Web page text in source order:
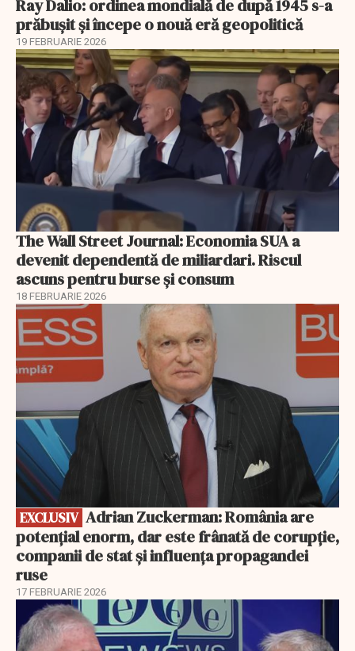
Ray Dalio: ordinea mondială de după 1945 s-a
prăbușit și începe o nouă eră geopolitică
19 FEBRUARIE 2026
The Wall Street Journal: Economia SUA a
devenit dependentă de miliardari. Riscul
ascuns pentru burse și consum
18 FEBRUARIE 2026
EXCLUSIV
EXCLUSIV
potențial enorm, dar este frânată de corupție,
companii de stat și influența propagandei
ruse
17 FEBRUARIE 2026
EXCLUSIV